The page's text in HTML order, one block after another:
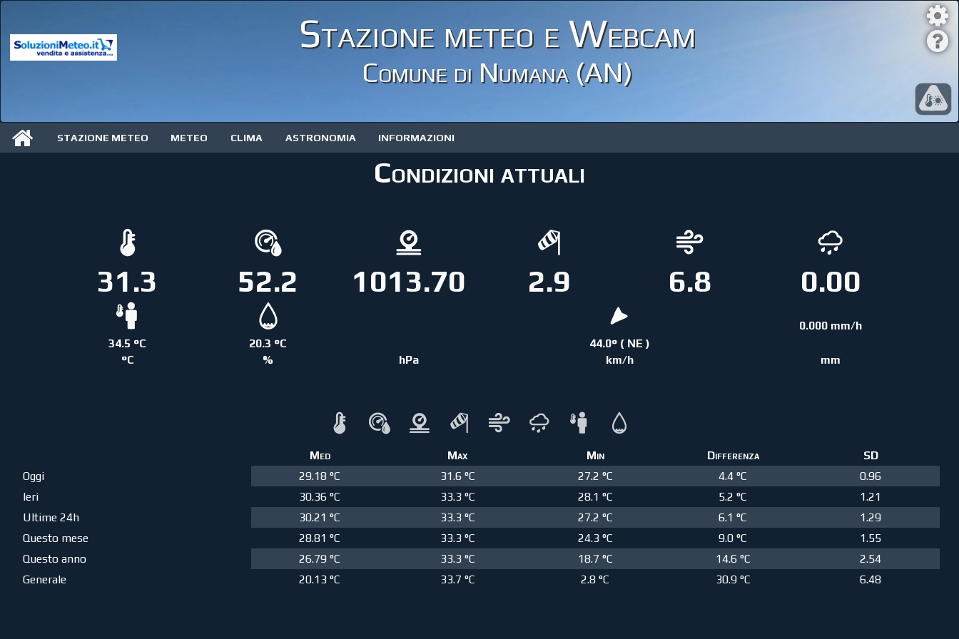
Stazione meteo e Webcam
Comune di Numana (AN)
STAZIONE METEO METEO CLIMA ASTRONOMIA INFORMAZIONI
Condizioni attuali
31.3 52.2 1013.70 2.9 6.8 0.00
34.5 °C 20.3 °C 44.0° ( NE )
0.000 mm/h
°C % hPa km/h mm
Med Max Min Differenza
SD
Oggi
29.18 °C 31.6 °C 27.2 °C 4.4 °C
0.96
Ieri
30.36 °C 33.3 °C 28.1 °C 5.2 °C
1.21
Ultime 24h
30.21 °C 33.3 °C 27.2 °C 6.1 °C
1.29
Questo mese
28.81 °C 33.3 °C 24.3 °C 9.0 °C
1.55
Questo anno
26.79 °C 33.3 °C 18.7 °C 14.6 °C
2.54
Generale
20.13 °C 33.7 °C 2.8 °C 30.9 °C 6.48